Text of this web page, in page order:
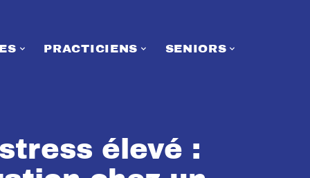
PRACTICIENS SENIORS
élevé :